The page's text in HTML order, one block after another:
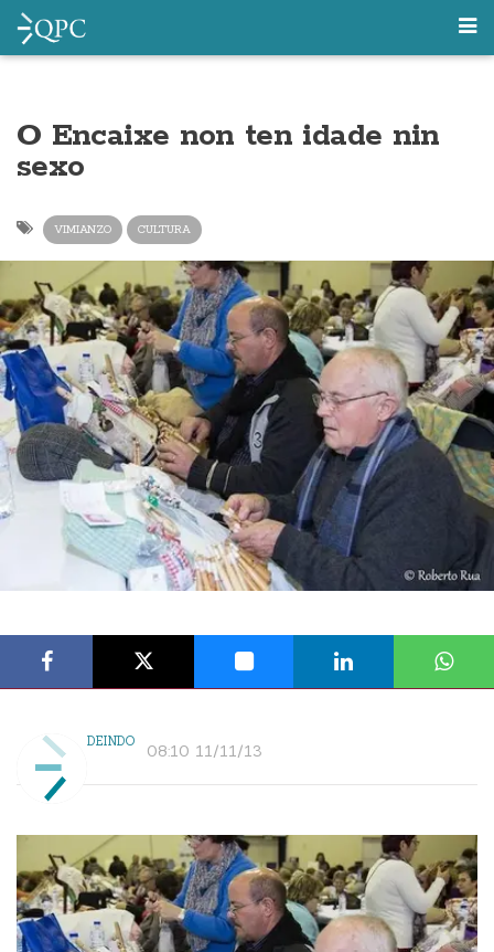
O Encaixe non ten idade nin
sexo
VIMIANZO CULTURA
DEINDO 08:10 11/11/13